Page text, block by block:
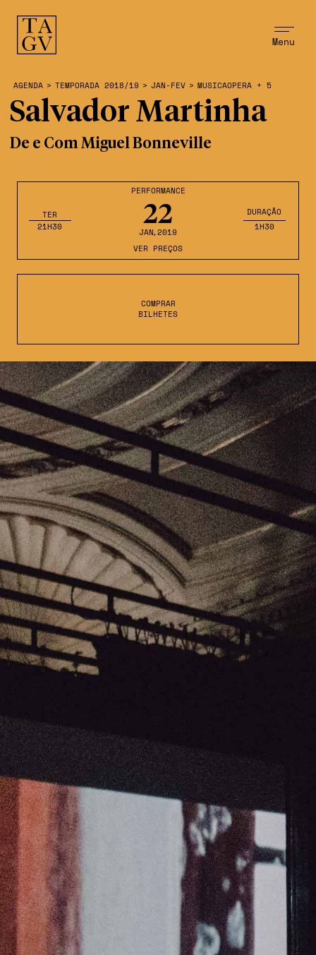
Menu
PERFORMANCE
22
JAN,2019
TER
21H30
DURAÇÃO
1H30
VER PREÇOS
COMPRAR
BILHETES
AGENDA > TEMPORADA 2018/19 > JAN-FEV > MUSICAOPERA + 5
Salvador Martinha
De e Com Miguel Bonneville